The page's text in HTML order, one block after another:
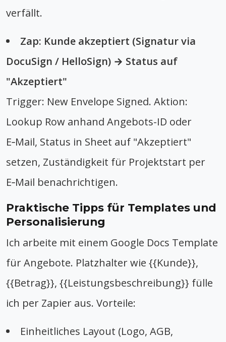
verfällt.
Zap: Kunde akzeptiert (Signatur via
DocuSign / HelloSign) → Status auf
"Akzeptiert"
Trigger: New Envelope Signed. Aktion:
Lookup Row anhand Angebots-ID oder
E‑Mail, Status in Sheet auf "Akzeptiert"
setzen, Zuständigkeit für Projektstart per
E‑Mail benachrichtigen.
Praktische Tipps für Templates und
Personalisierung
Ich arbeite mit einem Google Docs Template
für Angebote. Platzhalter wie {{Kunde}},
{{Betrag}}, {{Leistungsbeschreibung}} fülle
ich per Zapier aus. Vorteile:
Einheitliches Layout (Logo, AGB,